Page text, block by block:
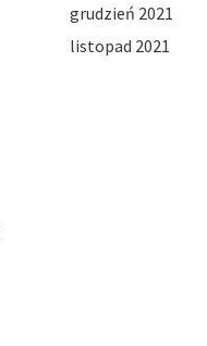
grudzień 2021
listopad 2021